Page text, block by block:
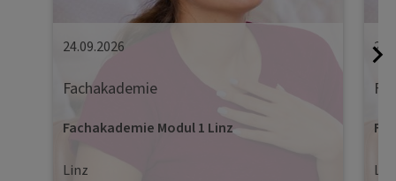
24.09.2026
Fachakademie
Fachakademie Modul 1 Linz
Linz